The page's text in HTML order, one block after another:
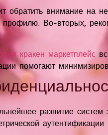
обратить внимание на
профилю. Во-вторых,
кракен маркетплейс
помогают
развитие